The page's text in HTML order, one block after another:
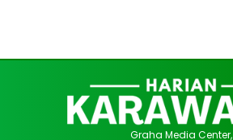
Graha Media Center,